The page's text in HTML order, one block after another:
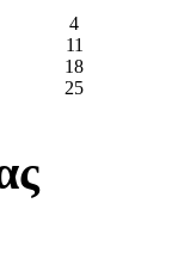
4
11
18
25